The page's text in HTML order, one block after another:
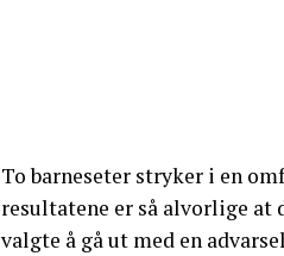
To barneseter stryker i en
resultatene er så alvorlige at
valgte å gå ut med en